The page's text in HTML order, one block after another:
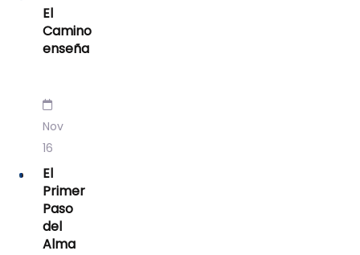
El
Camino
enseña
Nov
16
El
Primer
Paso
del
Alma